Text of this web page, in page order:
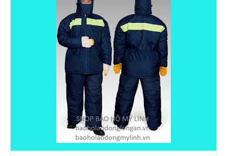
TB CHỐNG RƠI NGÃ
DÂY ĐAI AN TOÀN
DÂY ĐAI CỨU SINH VÀ PHỤ KIỆN